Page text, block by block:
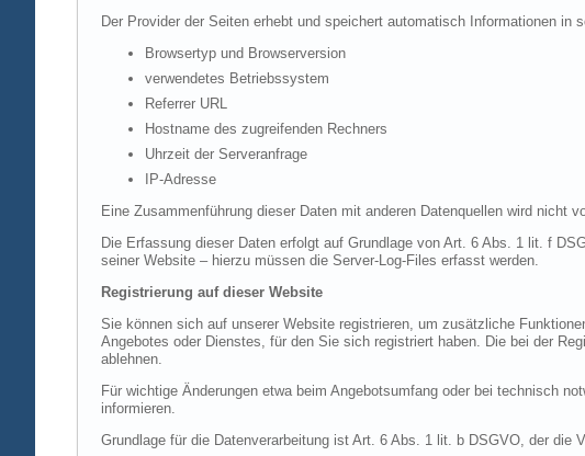
Der Provider der Seiten erhebt und speichert automatisch Informationen
Browsertyp und Browserversion
verwendetes Betriebssystem
Referrer URL
Hostname des zugreifenden Rechners
Uhrzeit der Serveranfrage
IP-Adresse
Eine Zusammenführung dieser Daten mit anderen Datenquellen wird nicht
Die Erfassung dieser Daten erfolgt auf Grundlage von Art. 6 Abs. 1 lit. f
seiner Website – hierzu müssen die Server-Log-Files erfasst werden.
Registrierung auf dieser Website
Sie können sich auf unserer Website registrieren, um zusätzliche
Angebotes oder Dienstes, für den Sie sich registriert haben. Die bei der
ablehnen.
Für wichtige Änderungen etwa beim Angebotsumfang oder bei technisch
informieren.
Grundlage für die Datenverarbeitung ist Art. 6 Abs. 1 lit. b DSGVO, der die